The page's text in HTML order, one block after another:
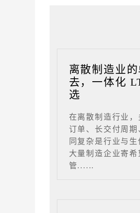
离散制造业
去，一体化
选
在离散制造行业
订单、长交付周
同复杂是行业与
大量制造企业寄
管......